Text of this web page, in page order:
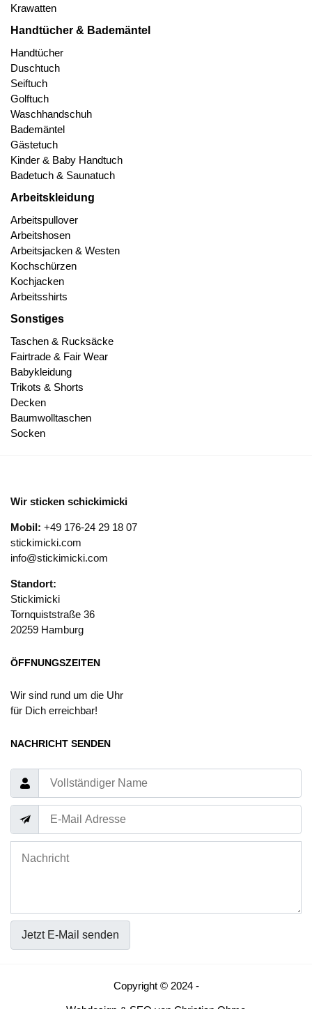
Krawatten
Handtücher & Bademäntel
Handtücher
Duschtuch
Seiftuch
Golftuch
Waschhandschuh
Bademäntel
Gästetuch
Kinder & Baby Handtuch
Badetuch & Saunatuch
Arbeitskleidung
Arbeitspullover
Arbeitshosen
Arbeitsjacken & Westen
Kochschürzen
Kochjacken
Arbeitsshirts
Sonstiges
Taschen & Rucksäcke
Fairtrade & Fair Wear
Babykleidung
Trikots & Shorts
Decken
Baumwolltaschen
Socken
Wir sticken schickimicki
Mobil: +49 176-24 29 18 07
stickimicki.com
info@stickimicki.com
Standort:
Stickimicki
Tornquiststraße 36
20259 Hamburg
ÖFFNUNGSZEITEN
Wir sind rund um die Uhr
für Dich erreichbar!
NACHRICHT SENDEN
Jetzt E-Mail senden
Copyright © 2024 -